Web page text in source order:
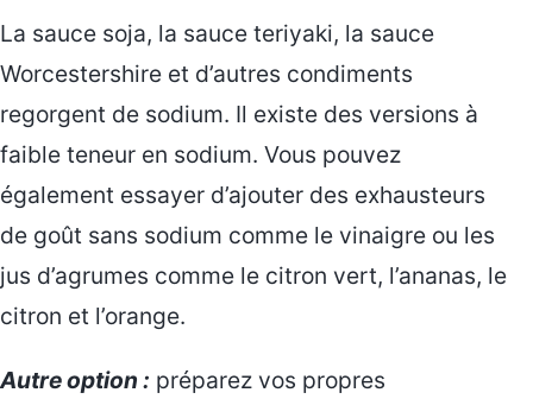
La sauce soja, la sauce teriyaki, la sauce
Worcestershire et d’autres condiments
regorgent de sodium. Il existe des versions à
faible teneur en sodium. Vous pouvez
également essayer d’ajouter des exhausteurs
de goût sans sodium comme le vinaigre ou les
jus d’agrumes comme le citron vert, l’ananas, le
citron et l’orange.
Autre option : préparez vos propres